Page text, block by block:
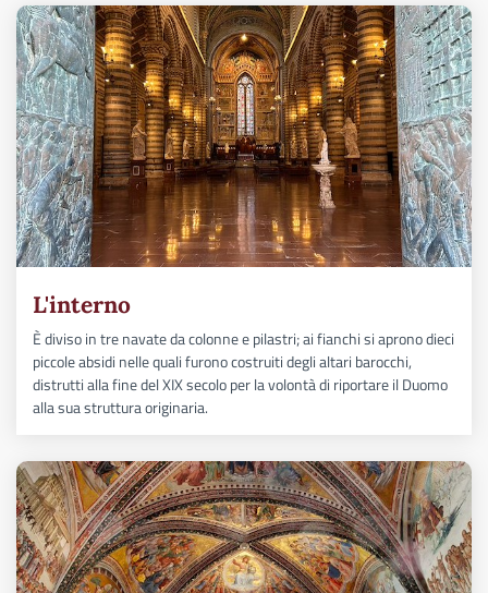
L'interno
È diviso in tre navate da colonne e pilastri; ai fianchi si aprono dieci
piccole absidi nelle quali furono costruiti degli altari barocchi,
distrutti alla fine del XIX secolo per la volontà di riportare il Duomo
alla sua struttura originaria.